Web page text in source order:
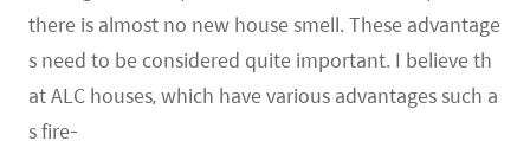
there is almost no new house smell. These advantage
s need to be considered quite important. I believe th
at ALC houses, which have various advantages such a
s fire-